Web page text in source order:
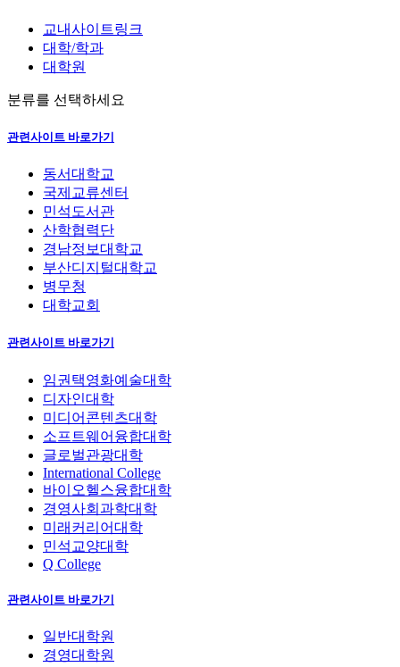
교내사이트링크
대학/학과
대학원
분류를 선택하세요
관련사이트 바로가기
동서대학교
국제교류센터
민석도서관
산학협력단
경남정보대학교
부산디지털대학교
병무청
대학교회
관련사이트 바로가기
임권택영화예술대학
디자인대학
미디어콘텐츠대학
소프트웨어융합대학
글로벌관광대학
International College
바이오헬스융합대학
경영사회과학대학
미래커리어대학
민석교양대학
Q College
관련사이트 바로가기
일반대학원
경영대학원